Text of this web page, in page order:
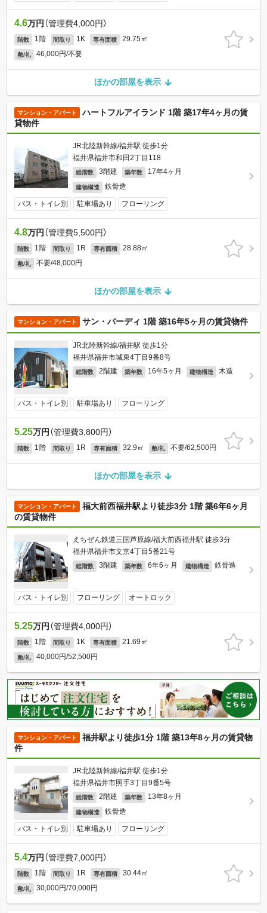
4.6万円 （管理費4,000円）
階数 1階 間取り 1K 専有面積 29.75㎡
敷/礼 46,000円/不要
ほかの部屋を表示
マンション・アパート
ハートフルアイランド 1階 築17年4ヶ月の賃
貸物件
JR北陸新幹線/福井駅 徒歩1分
福井県福井市和田2丁目118
総階数 3階建 築年数 17年4ヶ月
建物構造 鉄骨造
バス・トイレ別 駐車場あり フローリング
4.8万円 （管理費5,500円）
階数 1階 間取り 1R 専有面積 28.88㎡
敷/礼 不要/48,000円
ほかの部屋を表示
マンション・アパート サン・バーディ 1階 築16年5ヶ月の賃貸物件
JR北陸新幹線/福井駅 徒歩1分
福井県福井市城東4丁目9番8号
総階数 2階建 築年数 16年5ヶ月 建物構造 木造
バス・トイレ別 駐車場あり フローリング
5.25万円 （管理費3,800円）
階数 1階 間取り 1R 専有面積 32.9㎡ 敷/礼 不要/62,500円
ほかの部屋を表示
マンション・アパート
福大前西福井駅より徒歩3分 1階 築6年6ヶ月
の賃貸物件
えちぜん鉄道三国芦原線/福大前西福井駅 徒歩3分
福井県福井市文京4丁目5番21号
総階数 3階建 築年数 6年6ヶ月 建物構造 鉄骨造
バス・トイレ別 フローリング オートロック
5.25万円 （管理費4,000円）
階数 1階 間取り 1K 専有面積 21.69㎡
敷/礼 40,000円/52,500円
マンション・アパート
福井駅より徒歩1分 1階 築13年8ヶ月の賃貸物
件
JR北陸新幹線/福井駅 徒歩1分
福井県福井市照手3丁目9番5号
総階数 2階建 築年数 13年8ヶ月
建物構造 鉄骨造
バス・トイレ別 駐車場あり フローリング
5.4万円 （管理費7,000円）
階数 1階 間取り 1R 専有面積 30.44㎡
敷/礼 30,000円/70,000円